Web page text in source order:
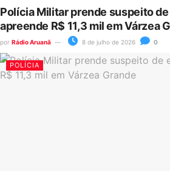
Polícia Militar prende suspeito
apreende R$ 11,3 mil em Várzea
por Rádio Aruanã 8 de julho de 2026 0
POLÍCIA